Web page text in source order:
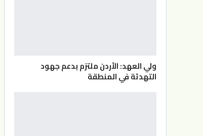
ولي العهد: الأردن ملتزم بدعم جهود
التهدئة في المنطقة